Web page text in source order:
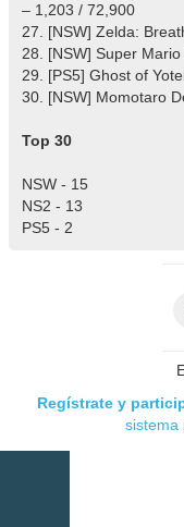
– 1,203 / 72,900
27. [NSW] Zelda:
28. [NSW] Super
29. [PS5] Ghost of
30. [NSW] Momotaro
Top 30
NSW - 15
NS2 - 13
PS5 - 2
Regístrate y
sistema